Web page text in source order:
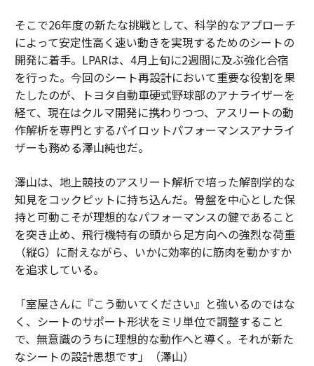
そこで26年度の新たな挑戦として、科学的なアプローチ
によって安定性高く速い動きを実現するためのシートの
開発に着手。LPARは、4月上旬に2週間に及ぶ強化合宿
を行った。今回のシート再設計において重要な役割を果
たしたのが、トヨタ自動車硬式野球部のアナライザーを
経て、現在はクルマ開発に携わりつつ、アスリートの動
作解析を専門とするパイロットパフォーマンスアナライ
ザーも務める澤山純也だ。
澤山は、地上競技のアスリート解析で培った解剖学的な
知見をコックピットに持ち込んだ。骨盤を中心とした保
持と可動こそが理想的なパフォーマンスの鍵であること
を突き止め、飛行機特有の頭から足方向への強烈な荷重
（縦G）に耐えながら、いかに効率的に筋肉を動かすか
を追求している。
「室屋さんに『こう動いてください』と強いるのではな
く、シートのサポート形状をミリ単位で調整すること
で、無意識のうちに理想的な動作へと導く。それが新た
なシートの設計思想です」（澤山）